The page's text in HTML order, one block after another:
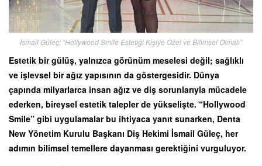
İsmail Güleç: “Hollywood Smile Estetiği Kişiye Özel ve Bilimsel Olmalı”
Estetik bir gülüş, yalnızca görünüm meselesi değil; sağlıklı
ve işlevsel bir ağız yapısının da göstergesidir. Dünya
çapında milyarlarca insan ağız ve diş sorunlarıyla mücadele
ederken, bireysel estetik talepler de yükselişte. “Hollywood
Smile” gibi uygulamalar bu ihtiyaca yanıt sunarken, Denta
New Yönetim Kurulu Başkanı Diş Hekimi İsmail Güleç, her
adımın bilimsel temellere dayanması gerektiğini vurguluyor.